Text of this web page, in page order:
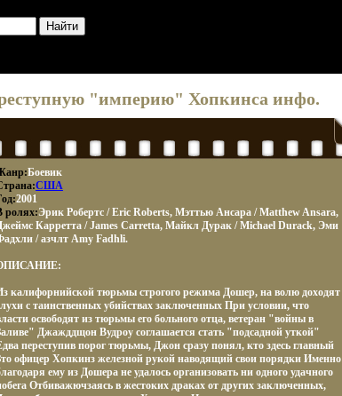
"империю" Хопкинса инфо.
Боевик
США
2001
ролях:Эрик Робертс / Eric Roberts, Мэттью Ансара / Matthew Ansara,
Карретта / James Carretta, Майкл Дурак / Michael Durack, Эми
/ азчлт Amy Fadhli.
калифорнийской тюрьмы строгого режима Дошер, на волю доходят
с таинственных убийствах заключенных При условии, что
освободят из тюрьмы его больного отца, ветеран "войны в
Джажддщон Вудроу соглашается стать "подсадной уткой"
переступив порог тюрьмы, Джон сразу понял, кто здесь главный
офицер Хопкинз железной рукой наводящий свои порядки Именно
ему из Дошера не удалось организовать ни одного удачного
Отбиважючзаясь в жестоких драках от других заключенных,